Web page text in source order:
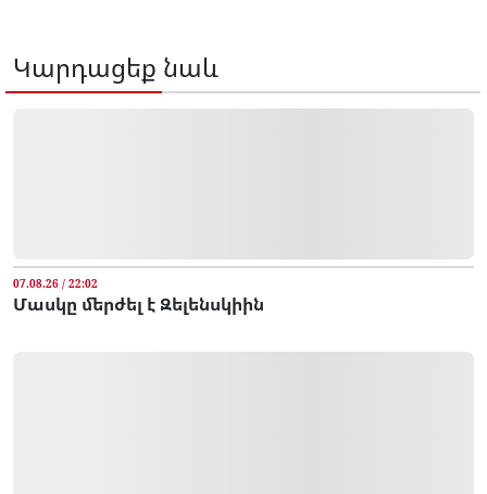
Կարդացեք նաև
07.08.26 / 22:02
Մասկը մերժել է Զելենսկիին